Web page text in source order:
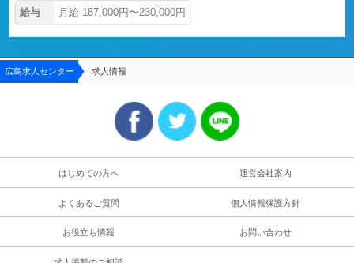
給与 月給 187,000円〜230,000円
広島求人センター 求人情報
はじめての方へ 運営会社案内
よくあるご質問 個人情報保護方針
お役立ち情報 お問い合わせ